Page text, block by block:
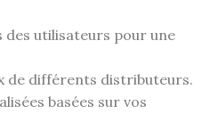
des utilisateurs pour une
de différents distributeurs.
basées sur vos